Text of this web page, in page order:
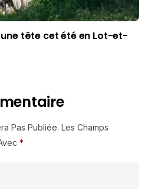
tête cet été en Lot-et-
Pas Publiée. Les Champs
*